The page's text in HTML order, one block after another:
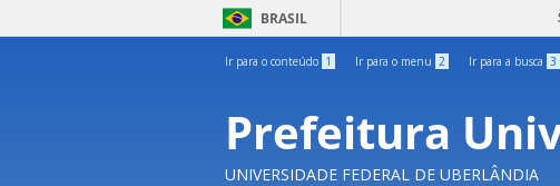
BRASIL
Ir para o conteúdo 1 Ir para o menu 2 Ir para a busca 3
Prefeitura
UNIVERSIDADE FEDERAL DE UBERLÂNDIA